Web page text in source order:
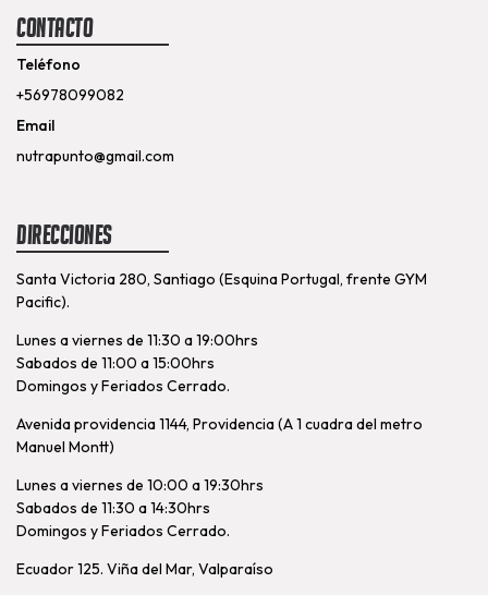
Contacto
Teléfono
+56978099082
Email
nutrapunto@gmail.com
Direcciones
Santa Victoria 280, Santiago (Esquina Portugal, frente GYM
Pacific).
Lunes a viernes de 11:30 a 19:00hrs
Sabados de 11:00 a 15:00hrs
Domingos y Feriados Cerrado.
Avenida providencia 1144, Providencia (A 1 cuadra del metro
Manuel Montt)
Lunes a viernes de 10:00 a 19:30hrs
Sabados de 11:30 a 14:30hrs
Domingos y Feriados Cerrado.
Ecuador 125. Viña del Mar, Valparaíso